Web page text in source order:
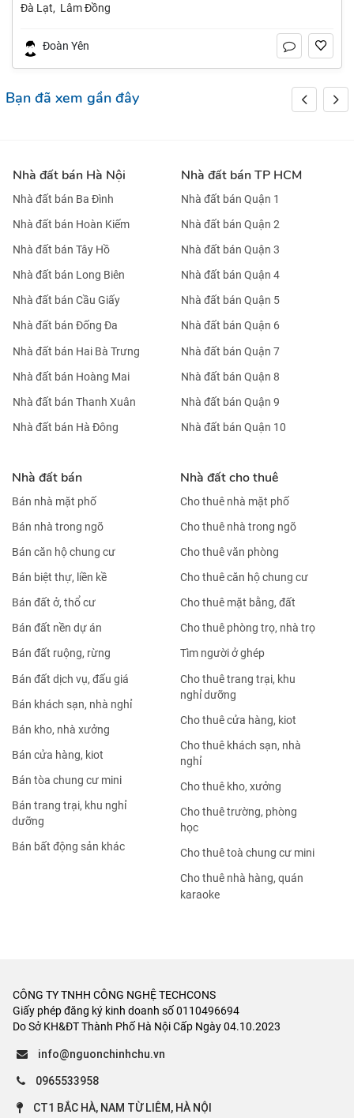
Đà Lạt, Lâm Đồng
Đoàn Yên
Bạn đã xem gần đây
Nhà đất bán Hà Nội
Nhà đất bán Ba Đình
Nhà đất bán Hoàn Kiếm
Nhà đất bán Tây Hồ
Nhà đất bán Long Biên
Nhà đất bán Cầu Giấy
Nhà đất bán Đống Đa
Nhà đất bán Hai Bà Trưng
Nhà đất bán Hoàng Mai
Nhà đất bán Thanh Xuân
Nhà đất bán Hà Đông
Nhà đất bán TP HCM
Nhà đất bán Quận 1
Nhà đất bán Quận 2
Nhà đất bán Quận 3
Nhà đất bán Quận 4
Nhà đất bán Quận 5
Nhà đất bán Quận 6
Nhà đất bán Quận 7
Nhà đất bán Quận 8
Nhà đất bán Quận 9
Nhà đất bán Quận 10
Nhà đất bán
Bán nhà mặt phố
Bán nhà trong ngõ
Bán căn hộ chung cư
Bán biệt thự, liền kề
Bán đất ở, thổ cư
Bán đất nền dự án
Bán đất ruộng, rừng
Bán đất dịch vụ, đấu giá
Bán khách sạn, nhà nghỉ
Bán kho, nhà xưởng
Bán cửa hàng, kiot
Bán tòa chung cư mini
Bán trang trại, khu nghỉ
dưỡng
Bán bất động sản khác
Nhà đất cho thuê
Cho thuê nhà mặt phố
Cho thuê nhà trong ngõ
Cho thuê văn phòng
Cho thuê căn hộ chung cư
Cho thuê mặt bằng, đất
Cho thuê phòng trọ, nhà trọ
Tìm người ở ghép
Cho thuê trang trại, khu
nghỉ dưỡng
Cho thuê cửa hàng, kiot
Cho thuê khách sạn, nhà
nghỉ
Cho thuê kho, xưởng
Cho thuê trường, phòng
học
Cho thuê toà chung cư mini
Cho thuê nhà hàng, quán
karaoke
CÔNG TY TNHH CÔNG NGHỆ TECHCONS
Giấy phép đăng ký kinh doanh số 0110496694
Do Sở KH&ĐT Thành Phố Hà Nội Cấp Ngày 04.10.2023
info@nguonchinhchu.vn
0965533958
CT1 BẮC HÀ, NAM TỪ LIÊM, HÀ NỘI